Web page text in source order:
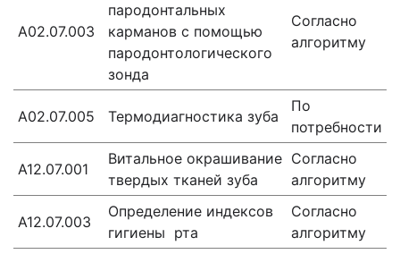
А02.07.003
пародонтальных
карманов с помощью
пародонтологического
зонда
Согласно
алгоритму
А02.07.005 Термодиагностика зуба
По
потребности
А12.07.001
Витальное окрашивание
твердых тканей зуба
Согласно
алгоритму
А12.07.003
Определение индексов
гигиены рта
Согласно
алгоритму